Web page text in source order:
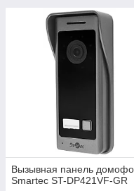
Вызывная панель
Smartec ST-DP421VF-GR